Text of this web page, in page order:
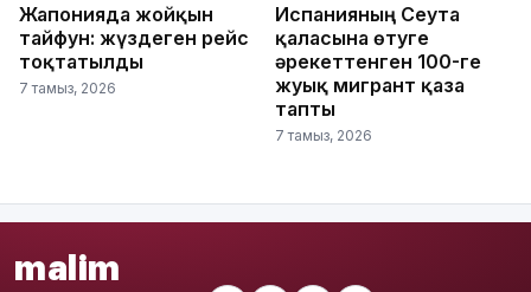
Жапонияда жойқын
тайфун: жүздеген рейс
тоқтатылды
7 тамыз, 2026
Испанияның Сеута
қаласына өтуге
әрекеттенген 100-ге
жуық мигрант қаза
тапты
7 тамыз, 2026
malim